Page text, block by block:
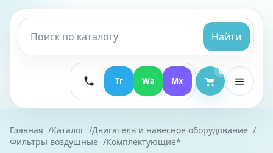
Найти
Тг Wa Mx
0
Главная Каталог
Двигатель и навесное оборудование
Фильтры воздушные
Комплектующие*